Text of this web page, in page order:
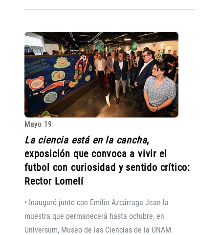
Mayo 19
La ciencia está en la cancha,
exposición que convoca a vivir el
futbol con curiosidad y sentido crítico:
Rector Lomelí
• Inauguró junto con Emilio Azcárraga Jean la
muestra que permanecerá hasta octubre, en
Universum, Museo de las Ciencias de la UNAM